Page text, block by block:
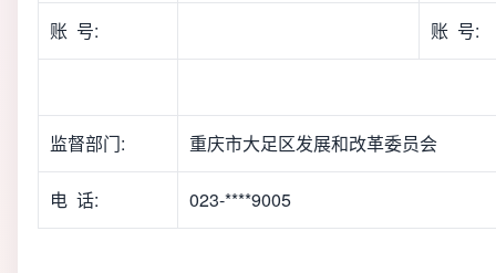
账 号: 账 号:
监督部门: 重庆市大足区发展和改革委员会
电 话: 023-****9005